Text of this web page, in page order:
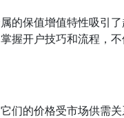
的保值增值特性吸引
握开户技巧和流程，
们的价格受市场供需